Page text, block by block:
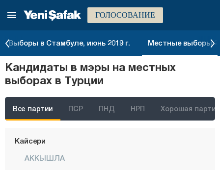
ГОЛОСОВАНИЕ
Выборы в Стамбуле, июнь 2019 г. Местные выборы
Кандидаты в мэры на местных
выборах в Турции
Все партии ПСР ПНД НРП Хорошая партия
Ыгдыр
Карабюк
Караман
Кастамону
Кайсери
АККЫШЛА